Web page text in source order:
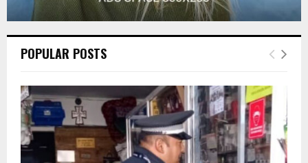
POPULAR POSTS